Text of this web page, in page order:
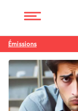
Émissions